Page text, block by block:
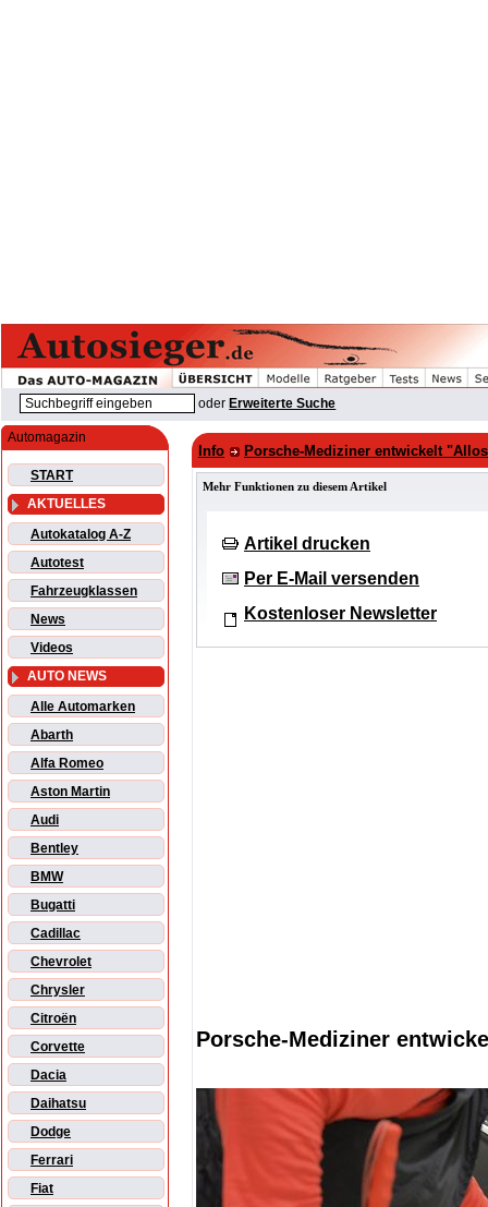
oder Erweiterte Suche
Automagazin
START
AKTUELLES
Autokatalog A-Z
Autotest
Fahrzeugklassen
News
Videos
AUTO NEWS
Alle Automarken
Abarth
Alfa Romeo
Aston Martin
Audi
Bentley
BMW
Bugatti
Cadillac
Chevrolet
Chrysler
Citroën
Corvette
Dacia
Daihatsu
Dodge
Ferrari
Fiat
Info Porsche-Mediziner entwickelt
Mehr Funktionen zu diesem Artikel
Artikel drucken
Per E-Mail versenden
Kostenloser Newsletter
Porsche-Mediziner